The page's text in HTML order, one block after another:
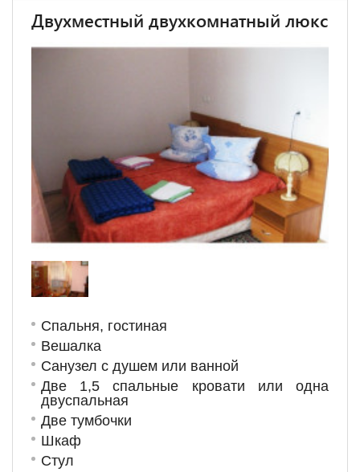
Двухместный двухкомнатный люкс
Спальня, гостиная
Вешалка
Санузел с душем или ванной
Две 1,5 спальные кровати или одна
двуспальная
Две тумбочки
Шкаф
Стул